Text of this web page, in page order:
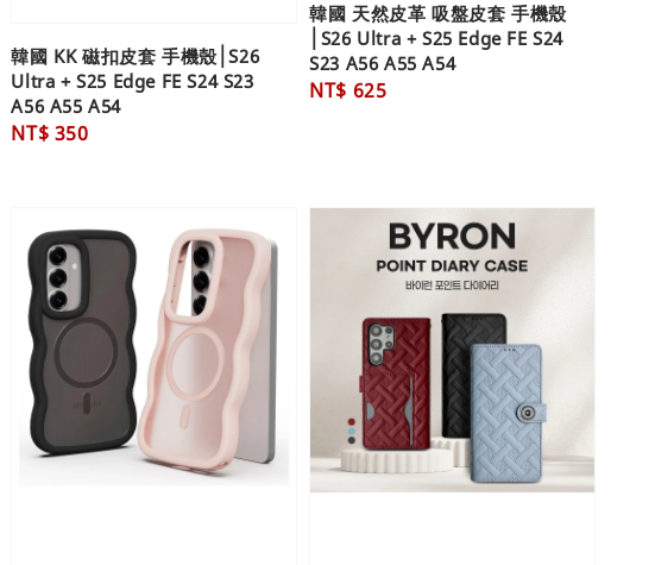
韓國 KK 磁扣皮套 手機殼│S26
Ultra + S25 Edge FE S24 S23
A56 A55 A54
Regular
NT$ 350
韓國 天然皮革 吸盤皮套 手機殼
│S26 Ultra + S25 Edge FE S24
S23 A56 A55 A54
Regular
NT$ 625